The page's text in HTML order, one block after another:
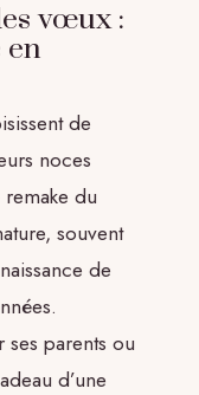
vœux :
de
noces
remake du
souvent
de
parents ou
d’une